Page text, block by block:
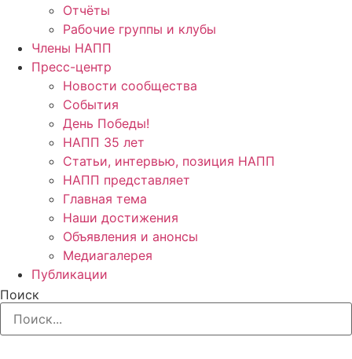
Отчёты
Рабочие группы и клубы
Члены НАПП
Пресс-центр
Новости сообщества
События
День Победы!
НАПП 35 лет
Статьи, интервью, позиция НАПП
НАПП представляет
Главная тема
Наши достижения
Объявления и анонсы
Медиагалерея
Публикации
Поиск